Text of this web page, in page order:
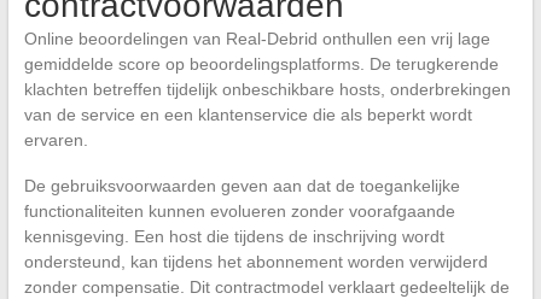
Online beoordelingen van Real-Debrid onthullen een vrij lage
gemiddelde score op beoordelingsplatforms. De terugkerende
klachten betreffen tijdelijk onbeschikbare hosts, onderbrekingen
van de service en een klantenservice die als beperkt wordt
ervaren.
De gebruiksvoorwaarden geven aan dat de toegankelijke
functionaliteiten kunnen evolueren zonder voorafgaande
kennisgeving. Een host die tijdens de inschrijving wordt
ondersteund, kan tijdens het abonnement worden verwijderd
zonder compensatie. Dit contractmodel verklaart gedeeltelijk de